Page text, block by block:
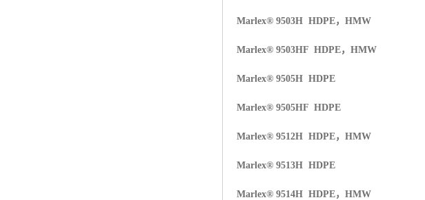
Marlex® 9503H HDPE， HMW
Marlex® 9503HF HDPE， HMW
Marlex® 9505H HDPE
Marlex® 9505HF HDPE
Marlex® 9512H HDPE， HMW
Marlex® 9513H HDPE
Marlex® 9514H HDPE， HMW